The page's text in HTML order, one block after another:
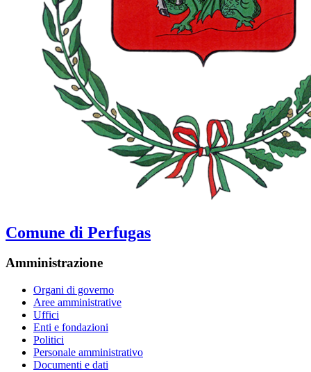
Comune di Perfugas
Amministrazione
Organi di governo
Aree amministrative
Uffici
Enti e fondazioni
Politici
Personale amministrativo
Documenti e dati